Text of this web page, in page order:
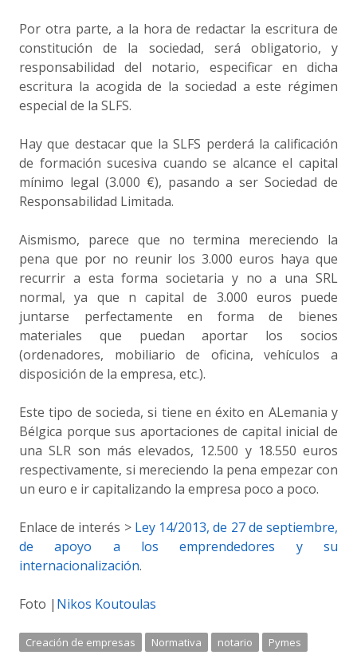
Por otra parte, a la hora de redactar la escritura de
constitución de la sociedad, será obligatorio, y
responsabilidad del notario, especificar en dicha
escritura la acogida de la sociedad a este régimen
especial de la SLFS.
Hay que destacar que la SLFS perderá la calificación
de formación sucesiva cuando se alcance el capital
mínimo legal (3.000 €), pasando a ser Sociedad de
Responsabilidad Limitada.
Aismismo, parece que no termina mereciendo la
pena que por no reunir los 3.000 euros haya que
recurrir a esta forma societaria y no a una SRL
normal, ya que n capital de 3.000 euros puede
juntarse perfectamente en forma de bienes
materiales que puedan aportar los socios
(ordenadores, mobiliario de oficina, vehículos a
disposición de la empresa, etc.).
Este tipo de socieda, si tiene en éxito en ALemania y
Bélgica porque sus aportaciones de capital inicial de
una SLR son más elevados, 12.500 y 18.550 euros
respectivamente, si mereciendo la pena empezar con
un euro e ir capitalizando la empresa poco a poco.
Enlace de interés > Ley 14/2013, de 27 de septiembre,
de apoyo a los emprendedores y su
internacionalización.
Foto | Nikos Koutoulas
Creación de empresas Normativa notario Pymes